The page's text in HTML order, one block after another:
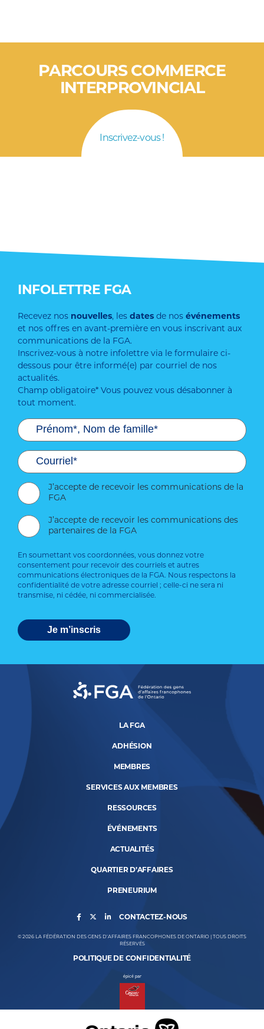
PARCOURS COMMERCE
INTERPROVINCIAL
Inscrivez-vous !
INFOLETTRE FGA
Recevez nos nouvelles, les dates de nos événements
et nos offres en avant-première en vous inscrivant aux
communications de la FGA.
Inscrivez-vous à notre infolettre via le formulaire ci-
dessous pour être informé(e) par courriel de nos
actualités.
Champ obligatoire* Vous pouvez vous désabonner à
tout moment.
J’accepte de recevoir les communications de la
FGA
J’accepte de recevoir les communications des
partenaires de la FGA
En soumettant vos coordonnées, vous donnez votre
consentement pour recevoir des courriels et autres
communications électroniques de la FGA. Nous respectons la
confidentialité de votre adresse courriel ; celle-ci ne sera ni
transmise, ni cédée, ni commercialisée.
LA FGA
ADHÉSION
MEMBRES
SERVICES AUX MEMBRES
RESSOURCES
ÉVÉNEMENTS
ACTUALITÉS
QUARTIER D’AFFAIRES
PRENEURIUM
CONTACTEZ-NOUS
© 2026 LA FÉDÉRATION DES GENS D’AFFAIRES FRANCOPHONES DE ONTARIO | TOUS DROITS
RÉSERVÉS
POLITIQUE DE CONFIDENTIALITÉ
épicé par